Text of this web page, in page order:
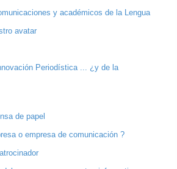
y académicos de la Lengua
avatar
Periodística ... ¿y de la
de papel
o empresa de comunicación ?